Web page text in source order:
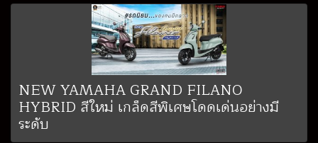
NEW YAMAHA GRAND FILANO
HYBRID สีใหม่ เกล็ดสีพิเศษโดดเด่นอย่างมี
ระดับ